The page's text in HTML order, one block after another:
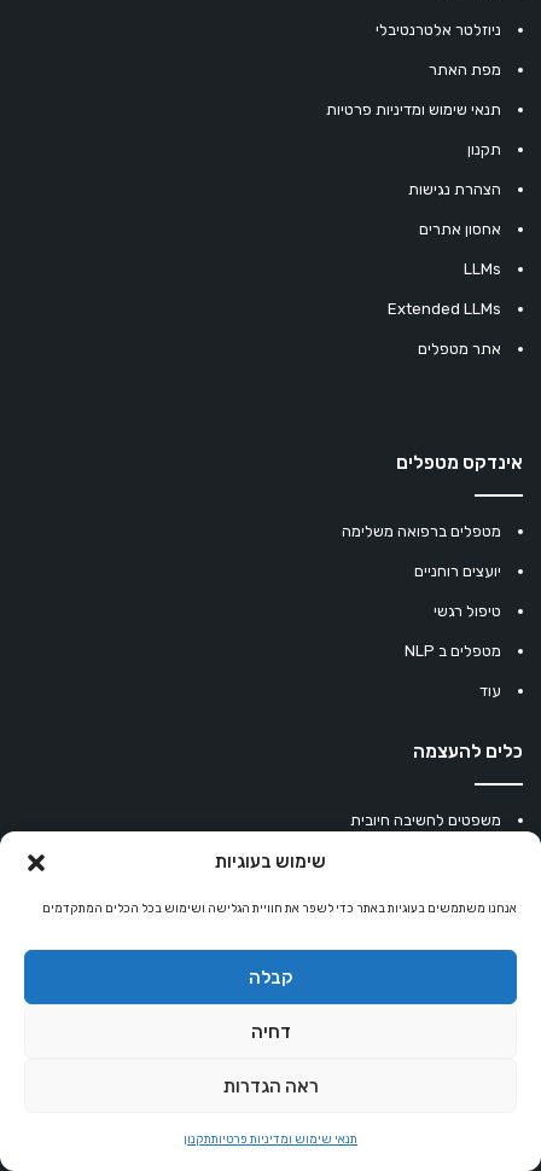
שימוש בעוגיות
אנחנו משתמשים בעוגיות באתר כדי לשפר את חוויית הגלישה ושימוש בכל הכלים המתקדמים
קבלה
דחיה
ראה הגדרות
תנאי שימוש ומדיניות פרטיותתקנון
ניוזלטר אלטרנטיבלי
מפת האתר
תנאי שימוש ומדיניות פרטיות
תקנון
הצהרת נגישות
אחסון אתרים
LLMs
Extended LLMs
אתר מטפלים
אינדקס מטפלים
מטפלים ברפואה משלימה
יועצים רוחניים
טיפול רגשי
מטפלים ב NLP
עוד
כלים להעצמה
משפטים לחשיבה חיובית